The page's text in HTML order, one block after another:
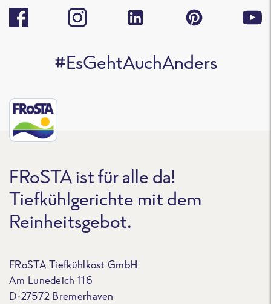
#EsGehtAuchAnders
FRoSTA ist für alle da!
Tiefkühlgerichte mit dem
Reinheitsgebot.
FRoSTA Tiefkühlkost GmbH
Am Lunedeich 116
D-27572 Bremerhaven